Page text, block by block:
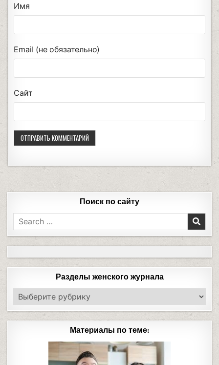
Имя
Email (не обязательно)
Сайт
Поиск по сайту
Разделы женского журнала
Материалы по теме: